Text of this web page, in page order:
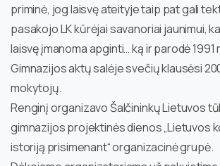
priminė, jog laisvę ateityje taip pat gali
pasakojo LK kūrėjai savanoriai jaunimui,
laisvę įmanoma apginti… ką ir parodė 1991
Gimnazijos aktų salėje svečių klausėsi
mokytojų.
Renginį organizavo Šalčininkų Lietuvos
gimnazijos projektinės dienos „Lietuvos
istoriją prisimenant“ organizacinė grupė.